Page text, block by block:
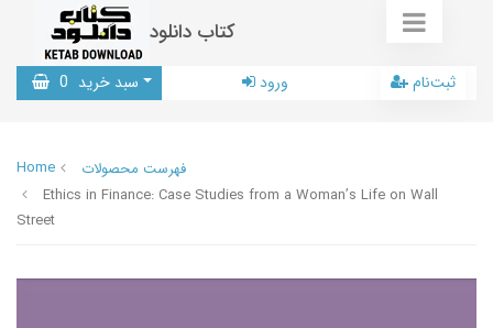
کتاب دانلود
سبد خرید 0 ورود ثبت‌نام
Home
فهرست محصولات
Ethics in Finance: Case Studies from a Woman’s Life on Wall
Street